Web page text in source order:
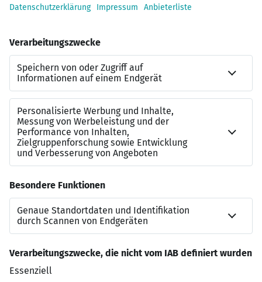
Wir freuen uns auf Sie!
Ihre Fragen beantwortet Ihnen gerne unsere stellv.
Geschäftsbereichsleitung des Medizincontrollings, Frau
Steffi Petruschkat, unter04131 60 201401
Bitte bewerben Sie sich bevorzugt über unser Online-
Bewerbungsformular unterwww.klinikum-
lueneburg.de/karriereoder per E-Mail an
bewerbungen@klinikum-lueneburg.de.
Bögelstraße 1
21339 Lüneburg
www.klinikum-lueneburg.de